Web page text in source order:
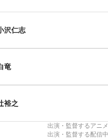
沢仁志
竜
裕之
出演・監督するアニ
出演・監督する配信